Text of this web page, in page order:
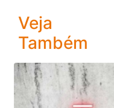
Veja
Também